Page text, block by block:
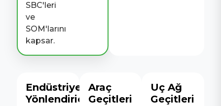
SBC'leri
ve
SOM'larını
kapsar.
Endüstriyel
Yönlendiriciler
Araç
Geçitleri
Uç Ağ
Geçitleri